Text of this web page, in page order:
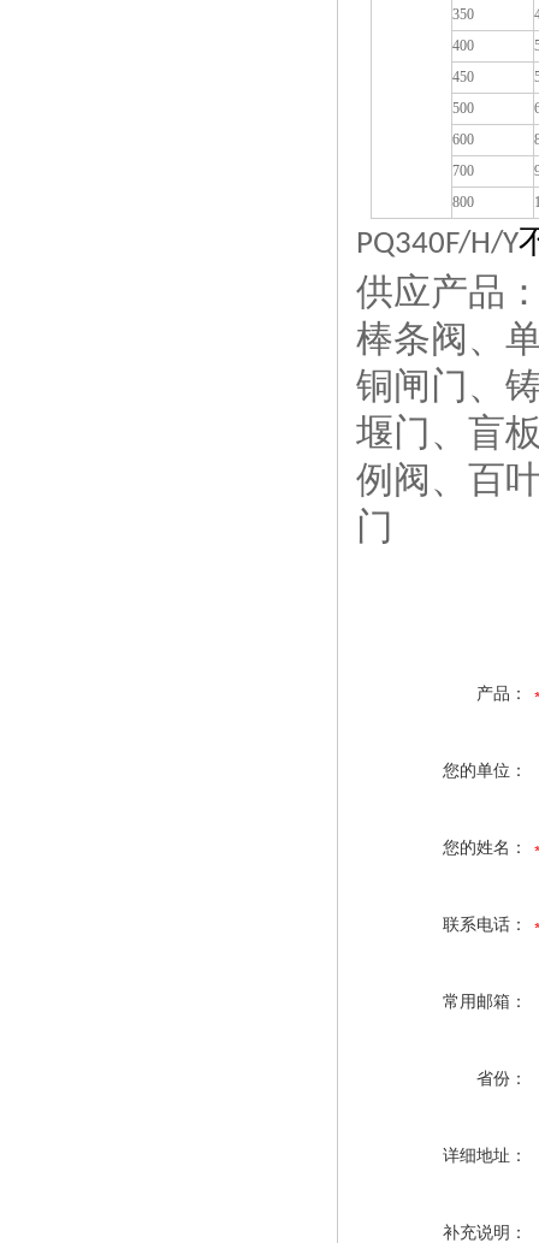
350
400
450
500
600
700
800
PQ340F/H/Y
供应产品
棒条阀 、
铜闸门 、
堰门 、 盲
例阀 、 百
门
产品：
您的单位：
您的姓名：
联系电话：
常用邮箱：
省份：
详细地址：
补充说明：